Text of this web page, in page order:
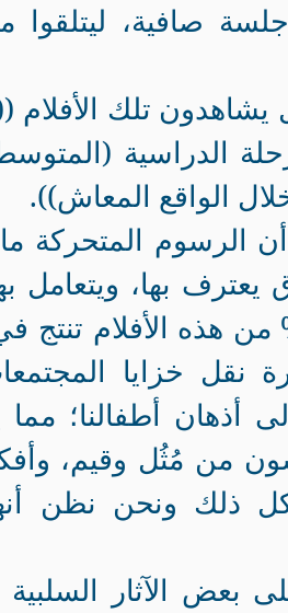
صافية، ليتلقوا
يشاهدون تلك
الدراسية
الواقع المعاش)).
الرسوم المتحركة
بها، ويتعامل
فإذا علمت بأن 70% من هذه
خزايا
أذهان أطفالنا؛
من مُثُل وقيم،
ذلك ونحن نظن
بعض الآثار السلبية